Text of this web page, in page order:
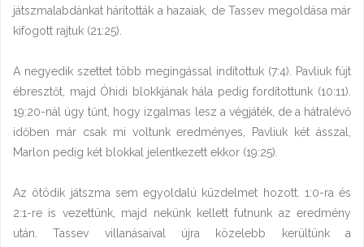
játszmalabdánkat hárították a hazaiak, de Tassev megoldása már
kifogott rajtuk (21:25).
A negyedik szettet több megingással indítottuk (7:4). Pavliuk fújt
ébresztőt, majd Óhidi blokkjának hála pedig fordítottunk (10:11).
19:20-nál úgy tűnt, hogy izgalmas lesz a végjáték, de a hátralévő
időben már csak mi voltunk eredményes, Pavliuk két ásszal,
Marlon pedig két blokkal jelentkezett ekkor (19:25).
Az ötödik játszma sem egyoldalú küzdelmet hozott. 1:0-ra és
2:1-re is vezettünk, majd nekünk kellett futnunk az eredmény
után. Tassev villanásaival újra közelebb kerültünk a